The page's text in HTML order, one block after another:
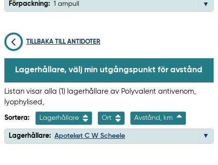
Förpackning: 1 ampull
TILLBAKA TILL ANTIDOTER
Lagerhållare, välj min utgångspunkt för avstånd
Listan visar alla (1) lagerhållare av Polyvalent antivenom,
lyophylised,
Sortera: Lagerhållare Ort Avstånd, km
Lagerhållare: Apoteket C W Scheele